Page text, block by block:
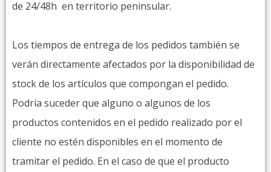
de 24/48h en territorio peninsular.
Los tiempos de entrega de los pedidos también se
verán directamente afectados por la disponibilidad de
stock de los artículos que compongan el pedido.
Podría suceder que alguno o algunos de los
productos contenidos en el pedido realizado por el
cliente no estén disponibles en el momento de
tramitar el pedido. En el caso de que el producto